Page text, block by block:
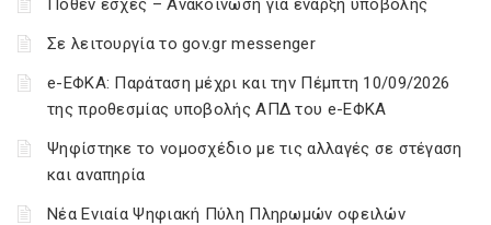
Πόθεν έσχες – Ανακοίνωση για έναρξη υποβολής
Σε λειτουργία το gov.gr messenger
e-ΕΦΚΑ: Παράταση μέχρι και την Πέμπτη 10/09/2026
της προθεσμίας υποβολής ΑΠΔ του e-ΕΦΚΑ
Ψηφίστηκε το νομοσχέδιο με τις αλλαγές σε στέγαση
και αναπηρία
Νέα Ενιαία Ψηφιακή Πύλη Πληρωμών οφειλών